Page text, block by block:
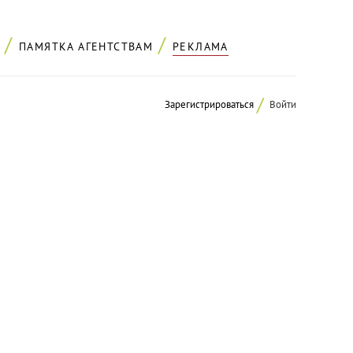
ПАМЯТКА АГЕНТСТВАМ РЕКЛАМА
Зарегистрироваться Войти